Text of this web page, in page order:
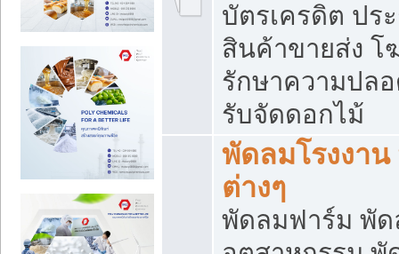
บัตรเครดิต ปร
สินค้าขายส่ง
รักษาความปล
รับจัดดอกไม้
พัดลมโรงงา
ต่างๆ
พัดลมฟาร์ม พัด